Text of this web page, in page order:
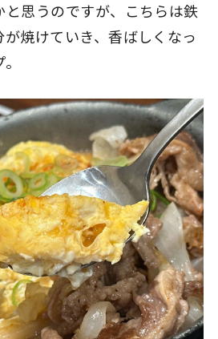
と思うのですが、こちらは鉄
焼けていき、香ばしくなっ